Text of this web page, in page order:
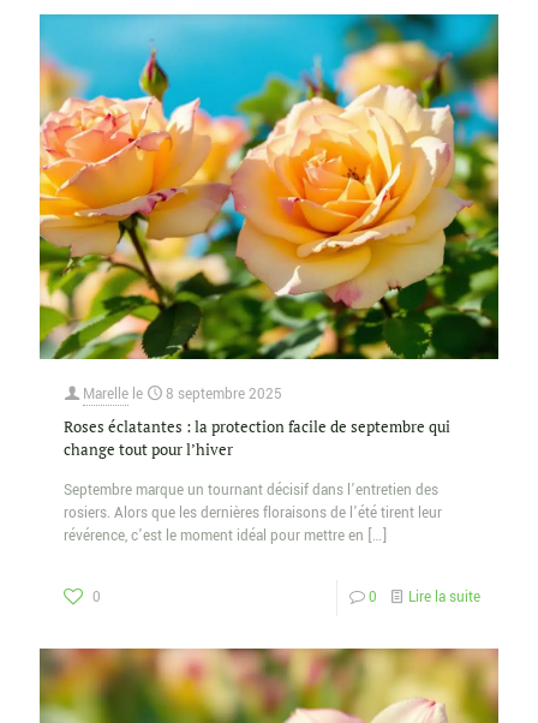
Marelle le 8 septembre 2025
Roses éclatantes : la protection facile de septembre qui
change tout pour l’hiver
Septembre marque un tournant décisif dans l’entretien des
rosiers. Alors que les dernières floraisons de l’été tirent leur
révérence, c’est le moment idéal pour mettre en […]
0 0 Lire la suite